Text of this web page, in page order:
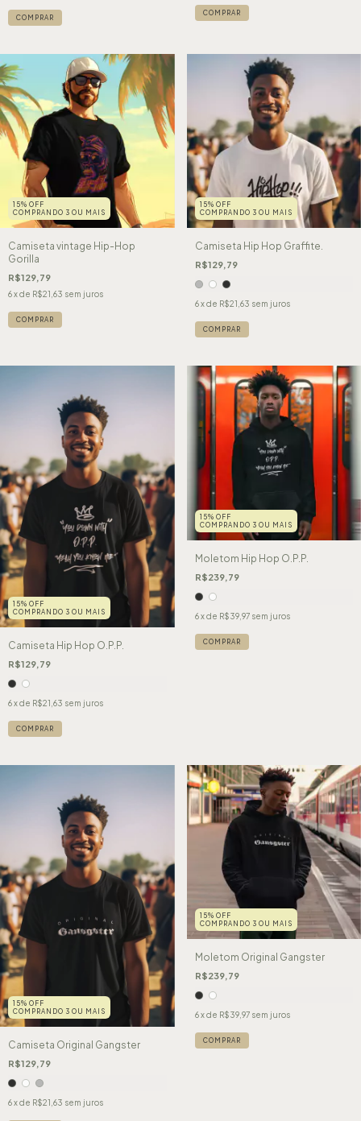
COMPRAR
COMPRAR
15% OFF
COMPRANDO 3 OU MAIS
Camiseta vintage Hip-Hop
Gorilla
R$129,79
6x de R$21,63 sem juros
COMPRAR
15% OFF
COMPRANDO 3 OU MAIS
Camiseta Hip Hop Graffite.
R$129,79
6 x de R$21,63 sem juros
COMPRAR
15% OFF
COMPRANDO 3 OU MAIS
Camiseta Hip Hop O.P.P.
R$129,79
6x de R$21,63 sem juros
COMPRAR
15% OFF
COMPRANDO 3 OU MAIS
Moletom Hip Hop O.P.P.
R$239,79
6 x de R$39,97 sem juros
COMPRAR
15% OFF
COMPRANDO 3 OU MAIS
Camiseta Original Gangster
R$129,79
6x de R$21,63 sem juros
15% OFF
COMPRANDO 3 OU MAIS
Moletom Original Gangster
R$239,79
6 x de R$39,97 sem juros
COMPRAR